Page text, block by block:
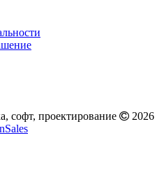
софт, проектирование
2026